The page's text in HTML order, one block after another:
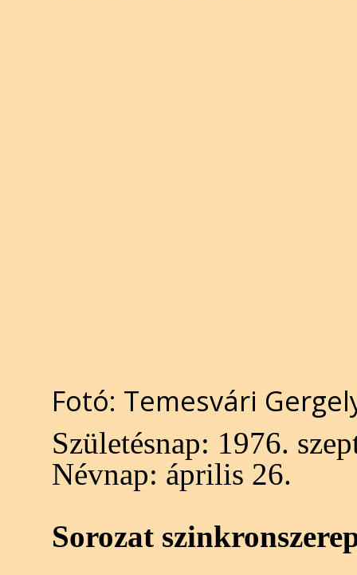
Fotó: Temesvári
Születésnap: 1976.
Névnap: április 26.
Sorozat